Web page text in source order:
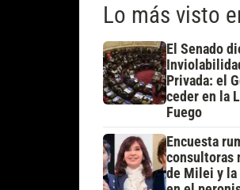
Lo más visto
El Senado
Privada: el
ceder en la
Fuego
Encuesta
consultoras
de Milei y